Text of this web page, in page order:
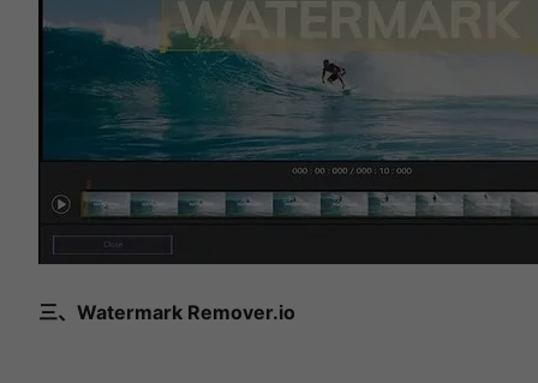
三、Watermark Remover.io